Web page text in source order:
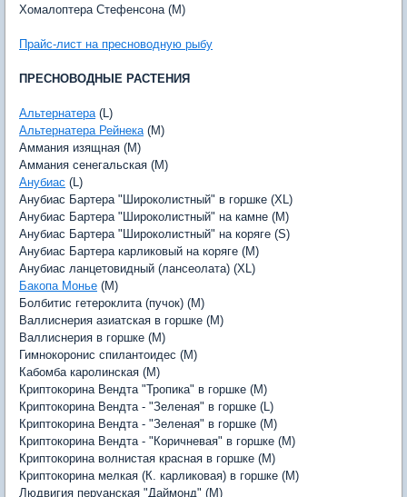
Хомалоптера Стефенсона (M)
Прайс-лист на пресноводную рыбу
ПРЕСНОВОДНЫЕ РАСТЕНИЯ
Альтернатера(L)
Альтернатера Рейнека(M)
Аммания изящная (M)
Аммания сенегальская (M)
Анубиас (L)
Анубиас Бартера "Широколистный" в горшке (XL)
Анубиас Бартера "Широколистный" на камне (M)
Анубиас Бартера "Широколистный" на коряге (S)
Анубиас Бартера карликовый на коряге (M)
Анубиас ланцетовидный (лансеолата) (XL)
Бакопа Монье (M)
Болбитис гетероклита (пучок) (M)
Валлиснерия азиатская в горшке (M)
Валлиснерия в горшке (M)
Гимнокоронис спилантоидес (M)
Кабомба каролинская (M)
Криптокорина Вендта "Тропика" в горшке (M)
Криптокорина Вендта - "Зеленая" в горшке (L)
Криптокорина Вендта - "Зеленая" в горшке (M)
Криптокорина Вендта - "Коричневая" в горшке (M)
Криптокорина волнистая красная в горшке (M)
Криптокорина мелкая (К. карликовая) в горшке (M)
Людвигия перуанская "Даймонд" (M)